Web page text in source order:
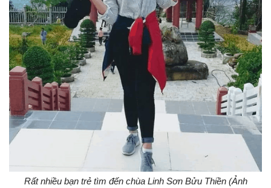
Rất nhiều bạn trẻ tìm đến chùa Linh Sơn Bửu Thiền (Ảnh